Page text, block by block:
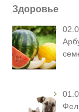
Здоровье